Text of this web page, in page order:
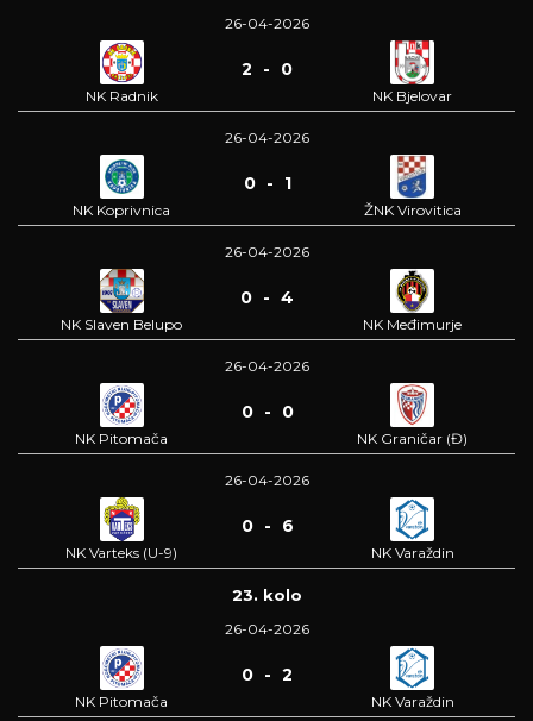
26-04-2026
NK Radnik
2 - 0
NK Bjelovar
26-04-2026
NK Koprivnica
0 - 1
ŽNK Virovitica
26-04-2026
NK Slaven Belupo
0 - 4
NK Međimurje
26-04-2026
NK Pitomača
0 - 0
NK Graničar (Đ)
26-04-2026
NK Varteks (U-9)
0 - 6
NK Varaždin
23. kolo
26-04-2026
NK Pitomača
0 - 2
NK Varaždin